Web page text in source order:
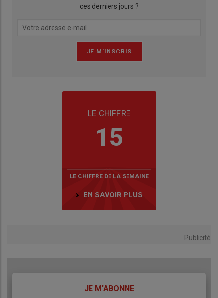
ces derniers jours ?
LE CHIFFRE
15
LE CHIFFRE DE LA SEMAINE
EN SAVOIR PLUS
Publicité
JE M'ABONNE